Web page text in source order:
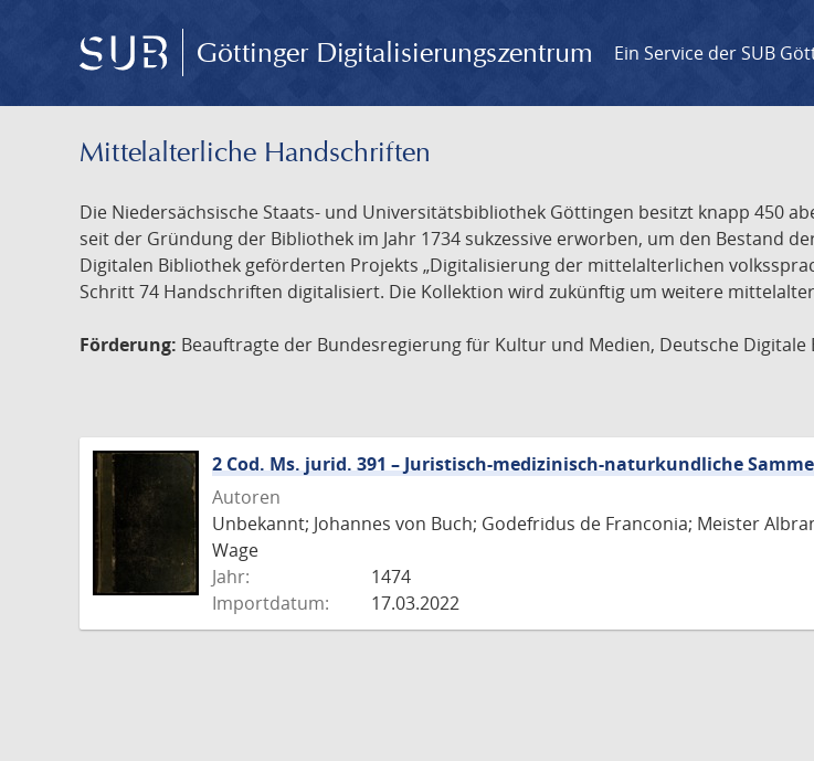
Göttinger Digitalisierungszentrum Ein Service der SUB
Mittelalterliche Handschriften
Die Niedersächsische Staats- und Universitätsbibliothek Göttingen besitzt knapp 450
seit der Gründung der Bibliothek im Jahr 1734 sukzessive erworben, um den Bestand
Digitalen Bibliothek geförderten Projekts „Digitalisierung der mittelalterlichen
Schritt 74 Handschriften digitalisiert. Die Kollektion wird zukünftig um weitere
Förderung: Beauftragte der Bundesregierung für Kultur und Medien, Deutsche
2 Cod. Ms. jurid. 391 – Juristisch-medizinisch-naturkundliche
Autoren
Unbekannt; Johannes von Buch; Godefridus de Franconia; Meister
Wage
Jahr:
1474
Importdatum:
17.03.2022